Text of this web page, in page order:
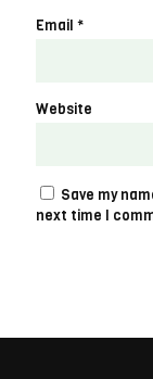
Email *
Website
Save my
next time I